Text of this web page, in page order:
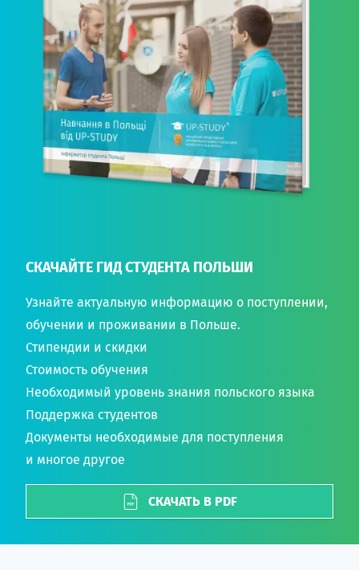
СКАЧАЙТЕ ГИД СТУДЕНТА ПОЛЬШИ
Узнайте актуальную информацию о поступлении,
обучении и проживании в Польше.
Стипендии и скидки
Стоимость обучения
Необходимый уровень знания польского языка
Поддержка студентов
Документы необходимые для поступления
и многое другое
СКАЧАТЬ В PDF